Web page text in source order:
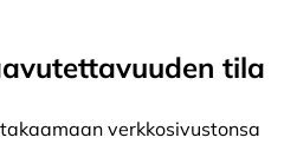
tila
verkkosivustonsa